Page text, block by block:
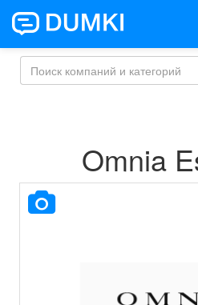
Omnia